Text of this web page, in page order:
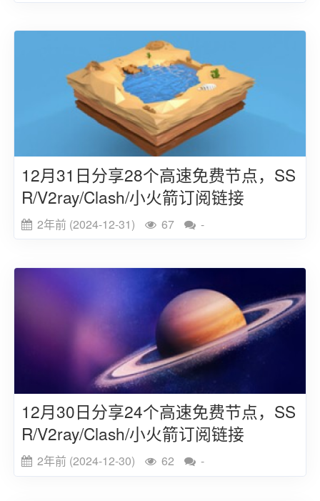
12月31日分享28个高速免费节点，SS
R/V2ray/Clash/小火箭订阅链接
2年前 (2024-12-31) 67 -
12月30日分享24个高速免费节点，SS
R/V2ray/Clash/小火箭订阅链接
2年前 (2024-12-30) 62 -